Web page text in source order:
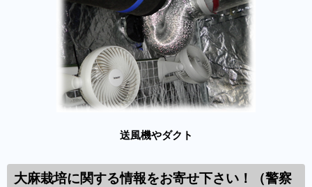
送風機やダクト
大麻栽培に関する情報をお寄せ下さい！（警察